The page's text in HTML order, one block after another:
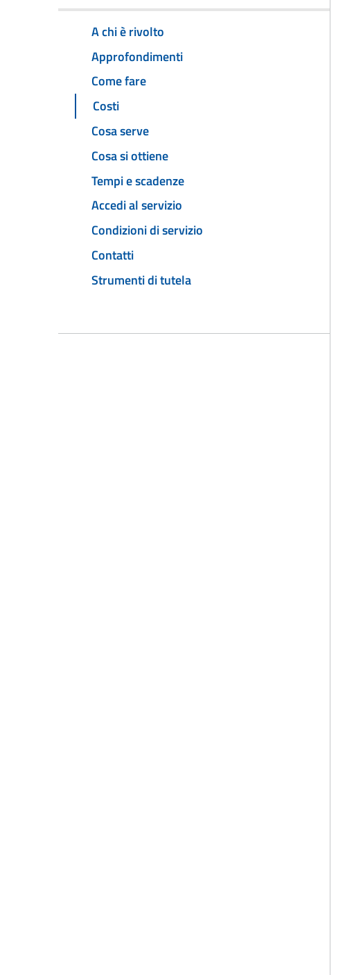
A chi è rivolto
Approfondimenti
Come fare
Costi
Cosa serve
Cosa si ottiene
Tempi e scadenze
Accedi al servizio
Condizioni di servizio
Contatti
Strumenti di tutela